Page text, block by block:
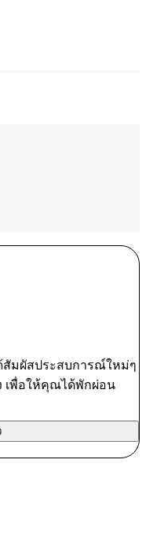
มผัสประสบการณ์ใหม่ๆ
เพื่อให้คุณได้พักผ่อน